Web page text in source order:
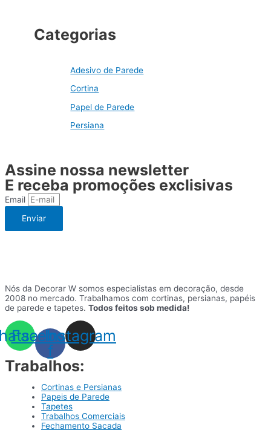
Categorias
Adesivo de Parede
Cortina
Papel de Parede
Persiana
Assine nossa newsletter
E receba promoções exclisivas
Email
Enviar
Nós da Decorar W somos especialistas em decoração, desde
2008 no mercado. Trabalhamos com cortinas, persianas, papéis
de parede e tapetes. Todos feitos sob medida!
Facebook-
f
Instagram
Trabalhos:
Cortinas e Persianas
Papeis de Parede
Tapetes
Trabalhos Comerciais
Fechamento Sacada